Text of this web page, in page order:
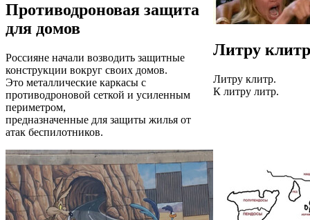
Противодроновая защита
для домов
Россияне начали возводить защитные
конструкции вокруг своих домов.
Это металлические каркасы с
противодроновой сеткой и усиленным
периметром,
предназначенные для защиты жилья от
атак беспилотников.
Литру клитр
Литру клитр.
К литру литр.